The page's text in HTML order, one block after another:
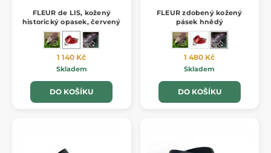
FLEUR de LIS, kožený
historický opasek, červený
1 140 Kč
Skladem
DO KOŠÍKU
FLEUR zdobený kožený
pásek hnědý
1 480 Kč
Skladem
DO KOŠÍKU